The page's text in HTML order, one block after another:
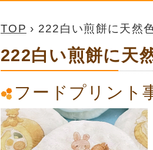
TOP › 222白い煎餅に天然
222白い煎餅に天
フードプリント